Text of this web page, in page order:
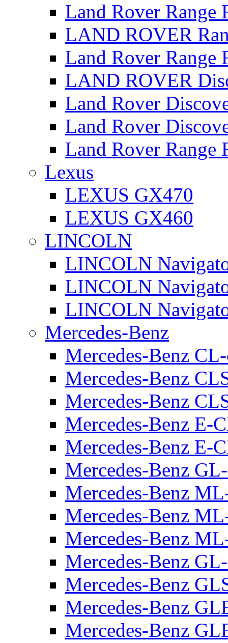
Land Rover Range
LAND ROVER
Land Rover Range
LAND ROVER
Land Rover
Land Rover
Land Rover Range
Lexus
LEXUS GX470
LEXUS GX460
LINCOLN
LINCOLN
LINCOLN
LINCOLN
Mercedes-Benz
Mercedes-Benz
Mercedes-Benz
Mercedes-Benz
Mercedes-Benz E-
Mercedes-Benz E-
Mercedes-Benz
Mercedes-Benz
Mercedes-Benz
Mercedes-Benz
Mercedes-Benz
Mercedes-Benz
Mercedes-Benz
Mercedes-Benz